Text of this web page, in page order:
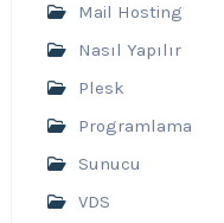
Mail Hosting
Nasıl Yapılır
Plesk
Programlama
Sunucu
VDS